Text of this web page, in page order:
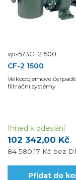
vp-573CF21500
CF-2 1500
Velkoobjemové
filtrační systémy
102 342,00 Kč
84 580,17 Kč bez
Ihned k odeslání
Přidat do